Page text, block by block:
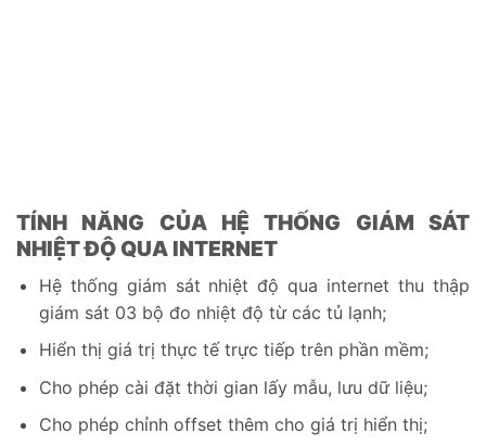
TÍNH NĂNG CỦA HỆ THỐNG GIÁM SÁT
NHIỆT ĐỘ QUA INTERNET
Hệ thống giám sát nhiệt độ qua internet thu thập
giám sát 03 bộ đo nhiệt độ từ các tủ lạnh;
Hiển thị giá trị thực tế trực tiếp trên phần mềm;
Cho phép cài đặt thời gian lấy mẫu, lưu dữ liệu;
Cho phép chỉnh offset thêm cho giá trị hiển thị;